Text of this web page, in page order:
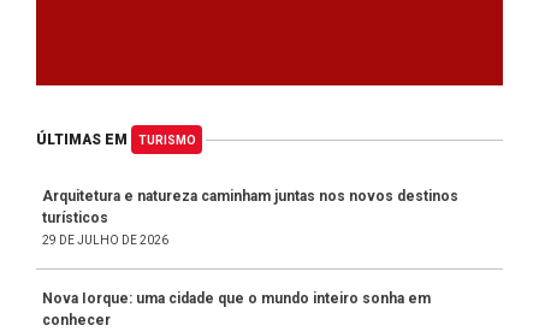
ÚLTIMAS EM TURISMO
Arquitetura e natureza caminham juntas nos novos destinos
turísticos
29 DE JULHO DE 2026
Nova Iorque: uma cidade que o mundo inteiro sonha em
conhecer